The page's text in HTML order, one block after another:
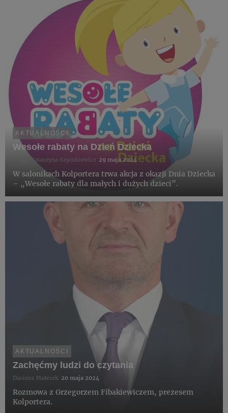
AKTUALNOŚCI
Wesołe rabaty na Dzień Dziecka
Kinga Katarzyna Szymkiewicz 29 maja 2024
W salonikach Kolportera trwa akcja z okazji Dnia Dziecka
– „Wesołe rabaty dla małych i dużych dzieci”.
AKTUALNOŚCI
Zachęćmy ludzi do czytania
Dariusz Materek 20 maja 2024
Rozmowa z Grzegorzem Fibakiewiczem, prezesem
Kolportera.